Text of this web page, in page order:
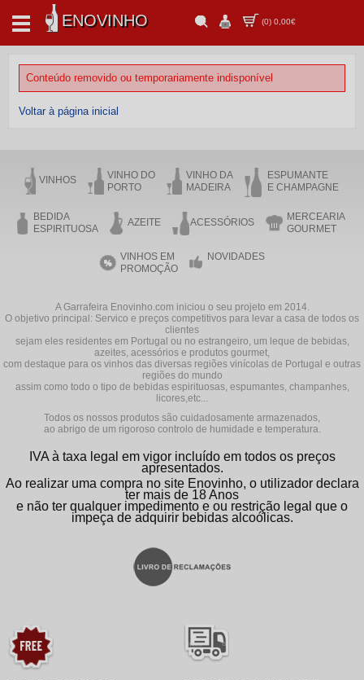
ENOVINHO (0) 0,00€
Conteúdo removido ou temporariamente indisponível
Voltar à página inicial
VINHOS
VINHO DO
PORTO
VINHO DA
MADEIRA
ESPUMANTE
E CHAMPAGNE
BEDIDA
ESPIRITUOSA
AZEITE ACESSÓRIOS
MERCEARIA
GOURMET
VINHOS EM
PROMOÇÃO
NOVIDADES
A Garrafeira Enovinho.com iniciou o seu projeto em 2014.
O objetivo principal: Servico e preços competitivos para levar a casa de todos os
clientes
sejam eles residentes em Portugal ou no estrangeiro, um leque de bebidas,
azeites, acessórios e produtos gourmet,
com destaque para os vinhos das diversas regiões vinícolas de Portugal e outras
regiões do mundo
assim como todo o tipo de bebidas espirituosas, espumantes, champanhes,
licores,etc...
Todos os nossos produtos são cuidadosamente armazenados,
ao abrigo de um rigoroso controlo de humidade e temperatura.
IVA à taxa legal em vigor incluído em todos os preços
apresentados.
Ao realizar uma compra no site Enovinho, o utilizador declara
ter mais de 18 Anos
e não ter qualquer impedimento e ou restrição legal que o
impeça de adquirir bebidas alcoólicas.